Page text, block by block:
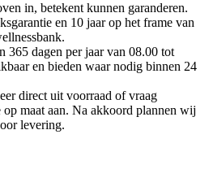
in, betekent kunnen garanderen.
en 10 jaar op het frame van
365 dagen per jaar van 08.00 tot
en bieden waar nodig binnen 24
direct uit voorraad of vraag
maat aan. Na akkoord plannen wij
levering.